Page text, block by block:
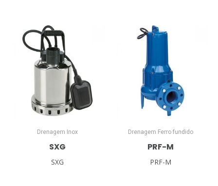
Drenagem Inox
SXG
SXG
Drenagem Ferro fundido
PRF-M
PRF-M